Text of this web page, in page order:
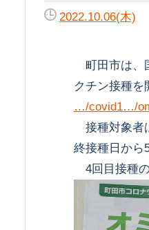
2022.10.06(木)
町田市は、
クチン接種
…/covid1…/
接種対象者
終接種日から
4回目接種